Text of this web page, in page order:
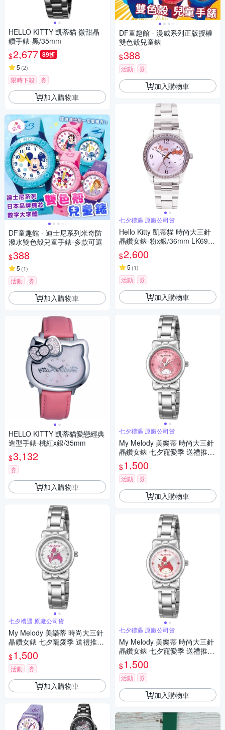
HELLO KITTY 凱蒂貓 微甜晶
鑽手錶-黑/35mm
$2,677 89折
5 (2)
限時下殺 券
加入購物車
DF童趣館 - 迪士尼系列米奇防
潑水雙色殼兒童手錶-多款可選
$388
5 (1)
活動 券
加入購物車
HELLO KITTY 凱蒂貓愛戀經典
造型手錶-桃紅x銀/35mm
$3,132
券
加入購物車
七夕禮遇 原廠公司貨
My Melody 美樂蒂 時尚大三針
晶鑽女錶 七夕寵愛季 送禮推
薦-銀/27mm LK697LWCI-P
$1,500
活動 券
加入購物車
DF童趣館 - 漫威系列正版授權
雙色殼兒童錶
$388
活動 券
加入購物車
七夕禮遇 原廠公司貨
Hello Kitty 凱蒂貓 時尚大三針
晶鑽女錶-粉x銀/36mm LK691L
WPA-S 七夕寵愛季 送禮推薦
$2,600
5 (1)
活動 券
加入購物車
七夕禮遇 原廠公司貨
My Melody 美樂蒂 時尚大三針
晶鑽女錶 七夕寵愛季 送禮推
薦-銀x桃粉/27mm LK697LWPI
$1,500
活動 券
加入購物車
七夕禮遇 原廠公司貨
My Melody 美樂蒂 時尚大三針
晶鑽女錶 七夕寵愛季 送禮推
薦-銀/27mm LK697LWCI-R
$1,500
活動 券
加入購物車